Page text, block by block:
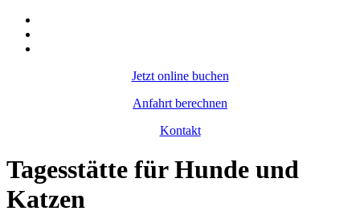
Jetzt online buchen
Anfahrt berechnen
Kontakt
Tagesstätte für Hunde und
Katzen